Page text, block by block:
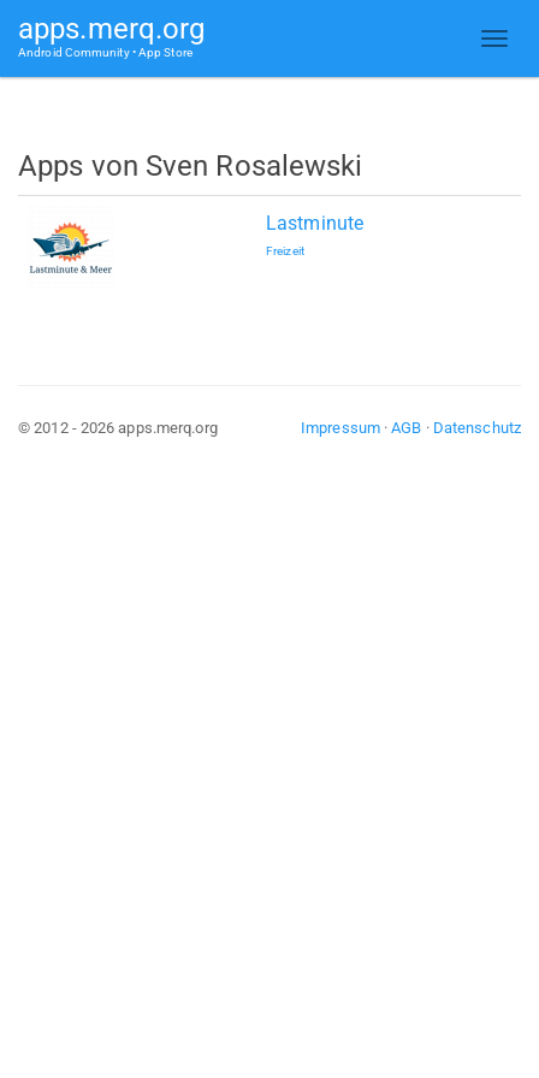
apps.merq.org
Android Community • App Store
Apps von Sven Rosalewski
Lastminute
Freizeit
Impressum·AGB · Datenschutz
© 2012 - 2026 apps.merq.org